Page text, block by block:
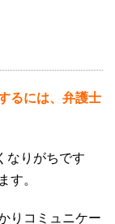
るには、弁護士
なりがちです
す。
りコミュニケー